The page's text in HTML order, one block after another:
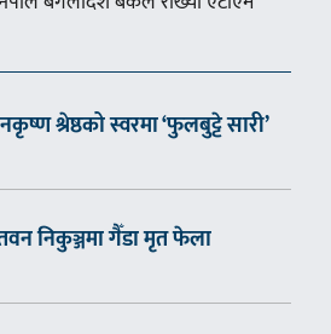
श्रेष्ठको स्वरमा ‘फुलबुट्टे सारी’
निकुञ्जमा गैँडा मृत फेला